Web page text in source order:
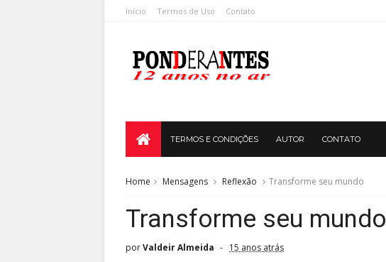
Início Termos de Uso Contato
TERMOS E CONDIÇÕES AUTOR CONTATO
Home Mensagens Reflexão Transforme seu mundo
Transforme seu mundo
porValdeir Almeida 15 anos atrás